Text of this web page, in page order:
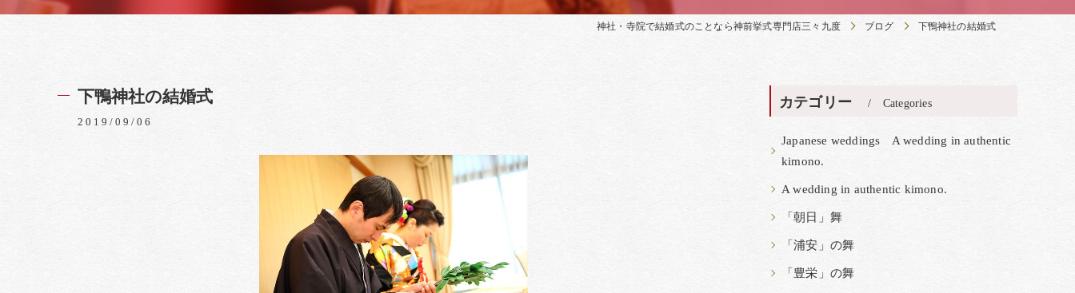
神社・寺院で結婚式のことなら神前挙式専門店三々九度 ブログ 下鴨神社の結婚式
下鴨神社の結婚式
2019/09/06
カテゴリー Categories
Japanese weddings A wedding in authentic
kimono.
A wedding in authentic kimono.
「朝日」舞
「浦安」の舞
「豊栄」の舞